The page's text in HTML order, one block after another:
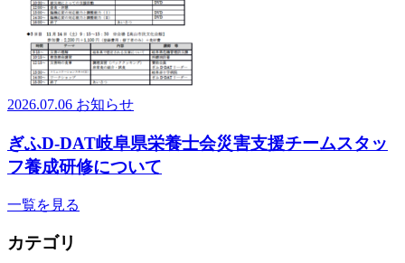
2026.07.06 お知らせ
ぎふD-DAT岐阜県栄養士会災害支援チームスタッ
フ養成研修について
一覧を見る
カテゴリ